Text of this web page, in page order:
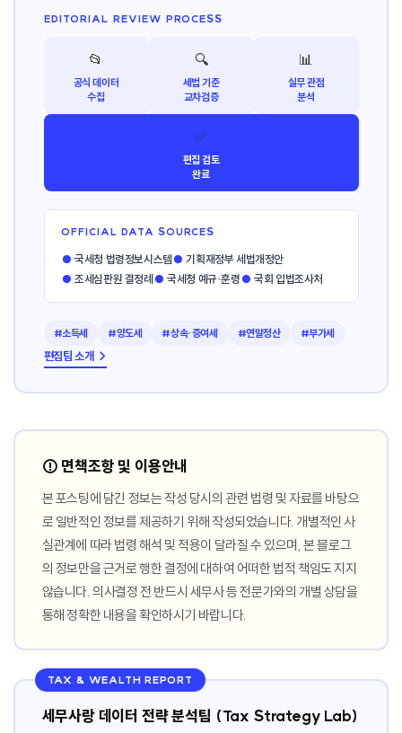
EDITORIAL REVIEW PROCESS
📂
공식 데이터
수집
🔍
세법 기준
교차검증
📊
실무 관점
분석
✅
편집 검토
완료
OFFICIAL DATA SOURCES
● 국세청 법령정보시스템● 기획재정부 세법개정안
● 조세심판원 결정례 ● 국세청 예규·훈령● 국회 입법조사처
#소득세 #양도세 #상속·증여세 #연말정산 #부가세
편집팀 소개 →
⚠️ 면책조항 및 이용안내
본 포스팅에 담긴 정보는 작성 당시의 관련 법령 및 자료를 바탕으
로 일반적인 정보를 제공하기 위해 작성되었습니다. 개별적인 사
실관계에 따라 법령 해석 및 적용이 달라질 수 있으며, 본 블로그
의 정보만을 근거로 행한 결정에 대하여 어떠한 법적 책임도 지지
않습니다. 의사결정 전 반드시 세무사 등 전문가와의 개별 상담을
통해 정확한 내용을 확인하시기 바랍니다.
TAX & WEALTH REPORT
세무사랑 데이터 전략 분석팀 (Tax Strategy Lab)